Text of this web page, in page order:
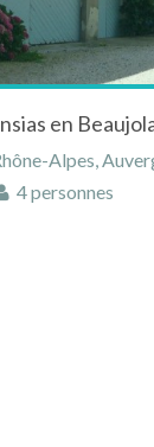
Alpes,
4 personnes